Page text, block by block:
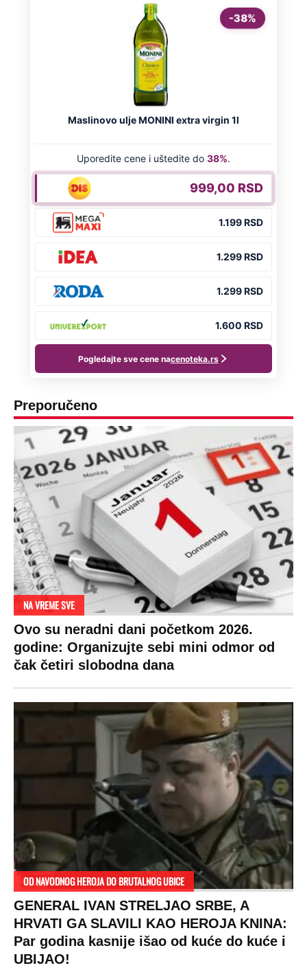
Preporučeno
NA VREME SVE
Ovo su neradni dani početkom 2026.
godine: Organizujte sebi mini odmor od
čak četiri slobodna dana
OD NAVODNOG HEROJA DO BRUTALNOG UBICE
GENERAL IVAN STRELJAO SRBE, A
HRVATI GA SLAVILI KAO HEROJA KNINA:
Par godina kasnije išao od kuće do kuće i
UBIJAO!